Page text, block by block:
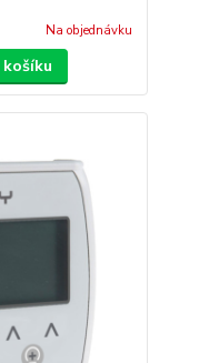
Na objednávku